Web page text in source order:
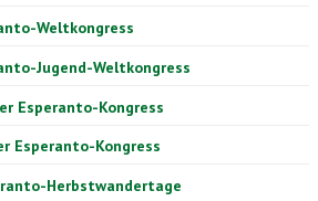
Weltkongress
Jugend-Weltkongress
Esperanto-Kongress
Esperanto-Kongress
Herbstwandertage